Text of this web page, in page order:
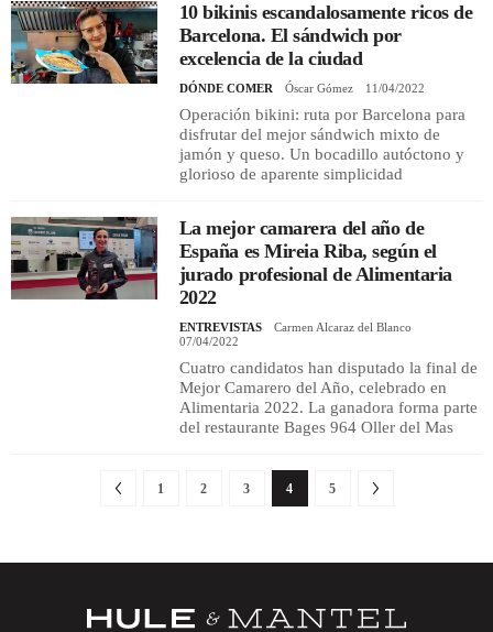
10 bikinis escandalosamente ricos de
Barcelona. El sándwich por
excelencia de la ciudad
DÓNDE COMER Óscar Gómez 11/04/2022
Operación bikini: ruta por Barcelona para
disfrutar del mejor sándwich mixto de
jamón y queso. Un bocadillo autóctono y
glorioso de aparente simplicidad
La mejor camarera del año de
España es Mireia Riba, según el
jurado profesional de Alimentaria
2022
ENTREVISTAS
Carmen Alcaraz del Blanco
07/04/2022
Cuatro candidatos han disputado la final de
Mejor Camarero del Año, celebrado en
Alimentaria 2022. La ganadora forma parte
del restaurante Bages 964 Oller del Mas
1 2 3 4 5